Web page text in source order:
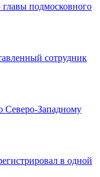
подмосковного
сотрудник
Северо-Западному
в одной